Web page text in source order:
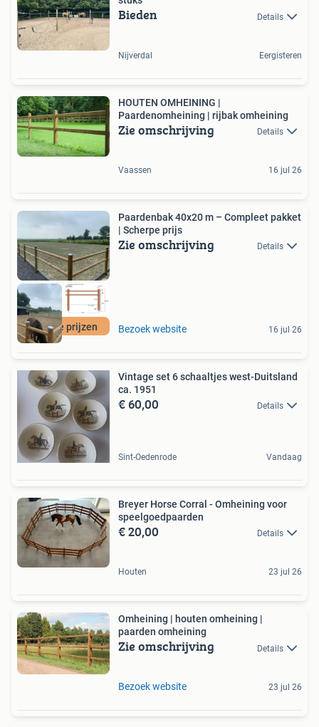
Bieden Details
Nijverdal Eergisteren
HOUTEN OMHEINING |
Paardenomheining | rijbak omheining
Zie omschrijving Details
Vaassen 16 jul 26
laagste prijzen
Paardenbak 40x20 m – Compleet pakket
| Scherpe prijs
Zie omschrijving Details
Bezoek website 16 jul 26
Vintage set 6 schaaltjes west-Duitsland
ca. 1951
€ 60,00 Details
Sint-Oedenrode Vandaag
Breyer Horse Corral - Omheining voor
speelgoedpaarden
€ 20,00 Details
Houten 23 jul 26
Omheining | houten omheining |
paarden omheining
Zie omschrijving Details
Bezoek website 23 jul 26